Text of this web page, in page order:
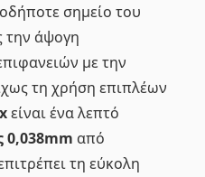
σημείο του
την άψογη
με την
τη χρήση επιπλέων
είναι ένα λεπτό
0,038mm από
τη εύκολη